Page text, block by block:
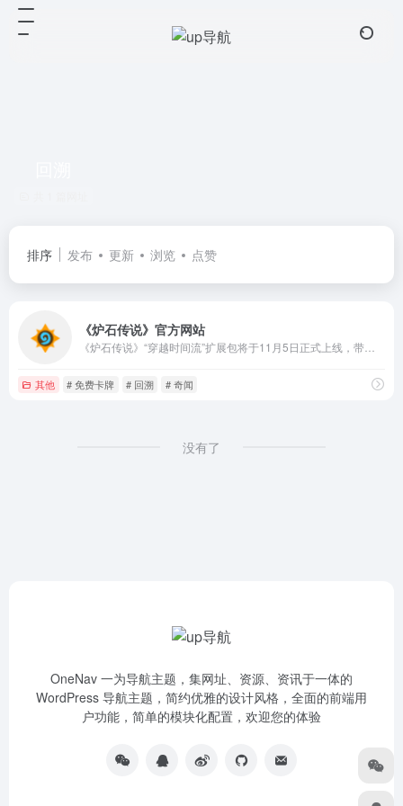
排序 发布 更新 浏览 点赞
《炉石传说》官方网站
其他 # 免费卡牌 # 回溯 # 奇闻
没有了
OneNav 一为导航主题，集网址、资源、资讯于一体的
WordPress 导航主题，简约优雅的设计风格，全面的前端用
户功能，简单的模块化配置，欢迎您的体验